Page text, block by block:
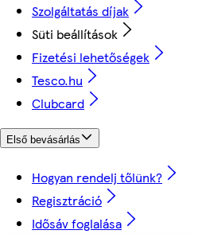
Szolgáltatás díjak
Süti beállítások
Fizetési lehetőségek
Tesco.hu
Clubcard
Első bevásárlás
Hogyan rendelj tőlünk?
Regisztráció
Idősáv foglalása